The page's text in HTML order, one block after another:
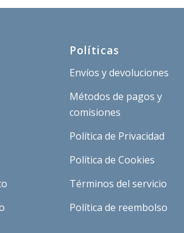
Políticas
Envíos y devoluciones
Métodos de pagos y
comisiones
Política de Privacidad
Política de Cookies
Términos del servicio
Política de reembolso